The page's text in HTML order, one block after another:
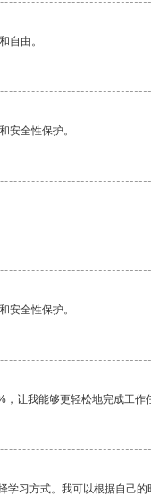
自由。
安全性保护。
安全性保护。
让我能够更轻松地完成工作
习方式。我可以根据自己的